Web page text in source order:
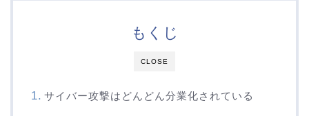
CLOSE
もくじ
サイバー攻撃はどんどん分業化されている